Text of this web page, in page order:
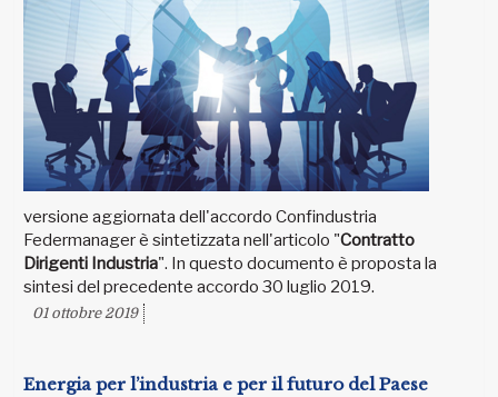
versione aggiornata dell'accordo Confindustria
Federmanager è sintetizzata nell'articolo "Contratto
Dirigenti Industria". In questo documento è proposta la
sintesi del precedente accordo 30 luglio 2019.
01 ottobre 2019
Energia per l’industria e per il futuro del Paese